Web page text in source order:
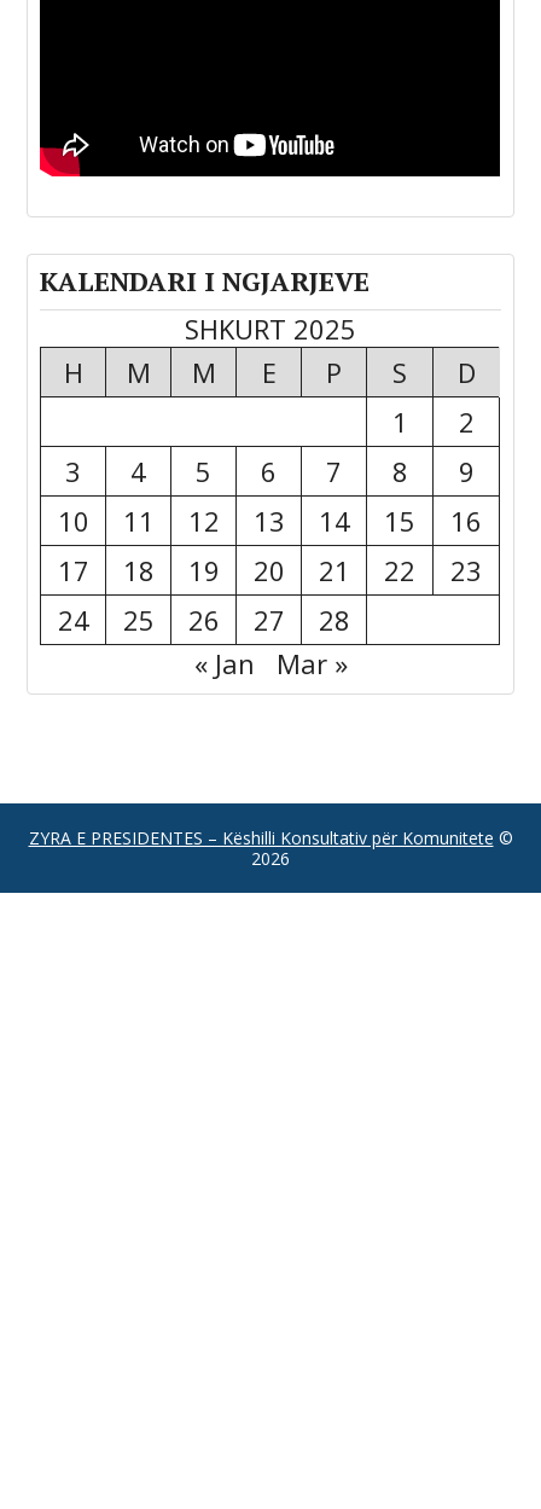
KALENDARI I NGJARJEVE
SHKURT 2025
H
M M E P S
D
1
2
3
4 5 6 7 8
9
10
11 12 13 14 15
16
17
18 19 20 21 22
23
24
25 26 27
28
« Jan
Mar »
ZYRA E PRESIDENTES – Këshilli Konsultativ për Komunitete ©
2026